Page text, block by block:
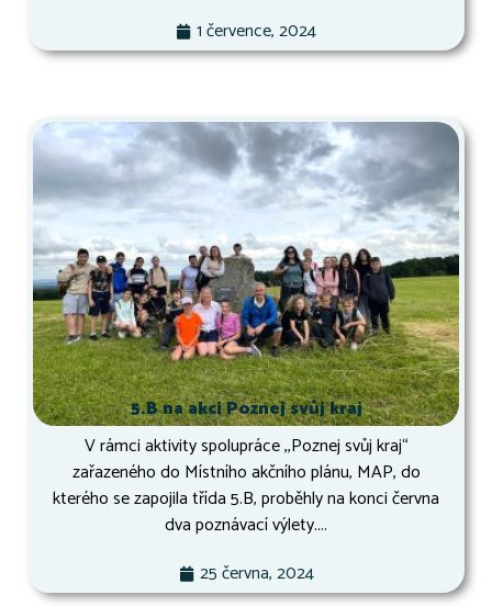
1 července, 2024
5.B na akci Poznej svůj kraj
V rámci aktivity spolupráce ,,Poznej svůj kraj“
zařazeného do Místního akčního plánu, MAP, do
kterého se zapojila třída 5.B, proběhly na konci června
dva poznávací výlety....
25 června, 2024